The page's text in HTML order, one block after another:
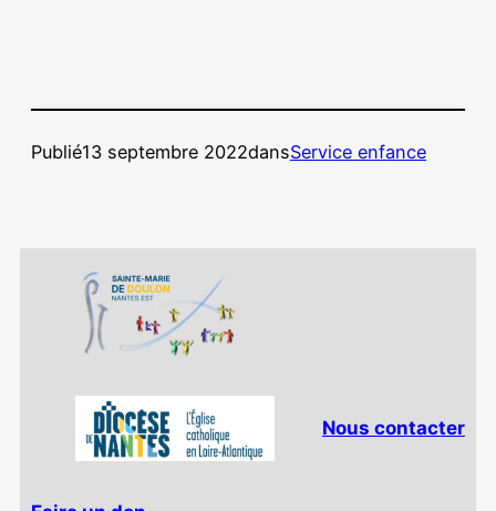
Publié13 septembre 2022dansService enfance
Nous contacter